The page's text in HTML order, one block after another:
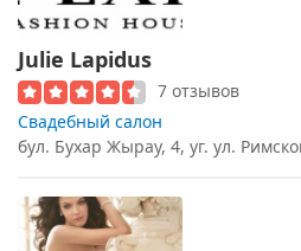
Julie Lapidus
7 отзывов
Свадебный салон
бул. Бухар Жырау, 4, уг. ул.